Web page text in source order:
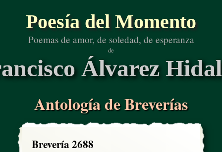
Poesía del Momento
Poemas de amor, de soledad, de esperanza
de
Álvarez
Antología de Breverías
Brevería 2688